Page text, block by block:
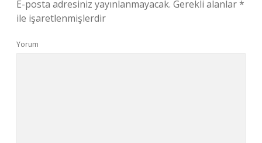
E-posta adresiniz yayınlanmayacak. Gerekli alanlar*
ile işaretlenmişlerdir
Yorum